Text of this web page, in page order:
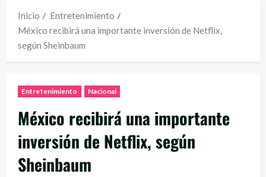
Inicio
Entretenimiento
México recibirá una importante inversión de Netflix,
según Sheinbaum
Entretenimiento Nacional
México recibirá una importante
inversión de Netflix, según
Sheinbaum